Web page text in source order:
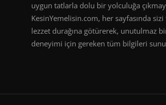
uygun tatlarla dolu bir yolculuğa
KesinYemelisin.com, her sayfasında
lezzet durağına götürerek, unutulmaz
deneyimi için gereken tüm bilgileri